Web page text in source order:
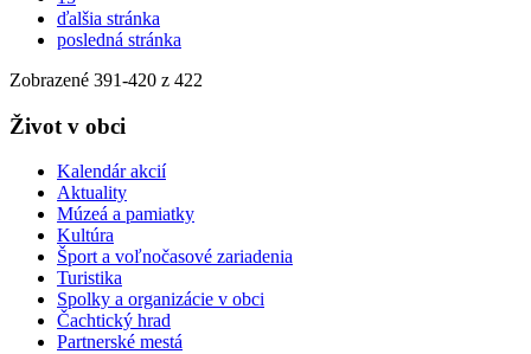
ďalšia stránka
posledná stránka
Zobrazené 391-420 z 422
Život v obci
Kalendár akcií
Aktuality
Múzeá a pamiatky
Kultúra
Šport a voľnočasové zariadenia
Turistika
Spolky a organizácie v obci
Čachtický hrad
Partnerské mestá